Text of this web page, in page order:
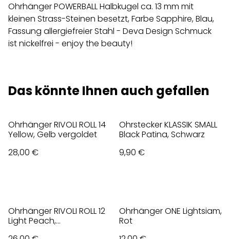
Ohrhänger POWERBALL Halbkugel ca. 13 mm mit
kleinen Strass-Steinen besetzt, Farbe Sapphire, Blau,
Fassung allergiefreier Stahl - Deva Design Schmuck
ist nickelfrei - enjoy the beauty!
Das könnte Ihnen auch gefallen
Ohrhänger RIVOLI ROLL 14
Yellow, Gelb vergoldet
28,00 €
Ohrstecker KLASSIK SMALL
Black Patina, Schwarz
9,90 €
Ohrhänger RIVOLI ROLL 12
Light Peach,
Ohrhänger ONE Lightsiam,
Rot